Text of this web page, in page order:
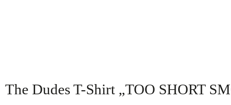
The Dudes T-Shirt „TOO SHORT